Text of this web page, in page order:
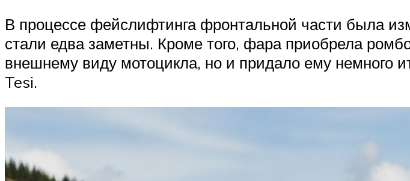
В процессе фейслифтинга фронтальной части была
стали едва заметны. Кроме того, фара приобрела
внешнему виду мотоцикла, но и придало ему немного
Tesi.